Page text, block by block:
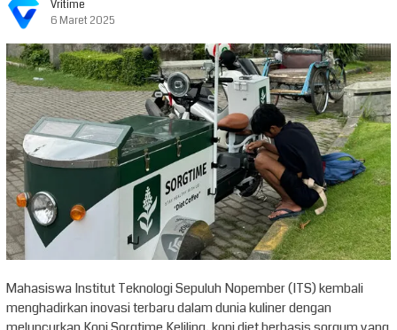
Vritime
6 Maret 2025
Mahasiswa Institut Teknologi Sepuluh Nopember (ITS) kembali
menghadirkan inovasi terbaru dalam dunia kuliner dengan